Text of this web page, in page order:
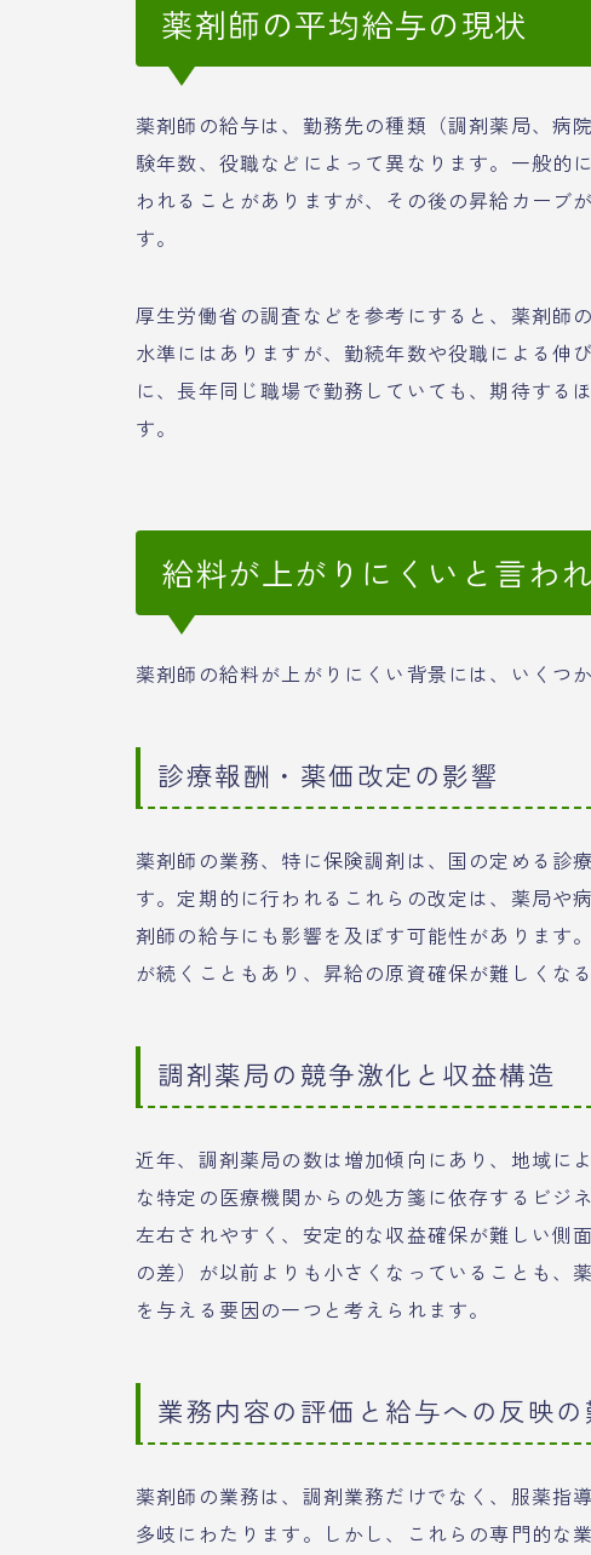
薬剤師の平均給与の現状
薬剤師の給与は、勤務先の種類（調剤薬局、病
験年数、役職などによって異なります。一般的
われることがありますが、その後の昇給カーブ
す。
厚生労働省の調査などを参考にすると、薬剤師
水準にはありますが、勤続年数や役職による伸
に、長年同じ職場で勤務していても、期待する
す。
給料が上がりにくいと言わ
薬剤師の給料が上がりにくい背景には、いくつ
診療報酬・薬価改定の影響
薬剤師の業務、特に保険調剤は、国の定める診
す。定期的に行われるこれらの改定は、薬局や
剤師の給与にも影響を及ぼす可能性があります
が続くこともあり、昇給の原資確保が難しくな
調剤薬局の競争激化と収益構造
近年、調剤薬局の数は増加傾向にあり、地域に
な特定の医療機関からの処方箋に依存するビジ
左右されやすく、安定的な収益確保が難しい側
の差）が以前よりも小さくなっていることも、
を与える要因の一つと考えられます。
業務内容の評価と給与への反映の
薬剤師の業務は、調剤業務だけでなく、服薬指
多岐にわたります。しかし、これらの専門的な